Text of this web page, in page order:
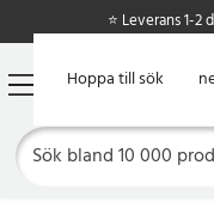
Hoppa till
Hoppa till sök
⭐ Leverans 1-2